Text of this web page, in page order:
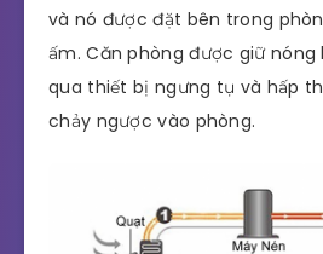
và nó được đặt bên trong
ấm. Căn phòng được giữ nóng
qua thiết bị ngưng tụ và hấp
chảy ngược vào phòng.